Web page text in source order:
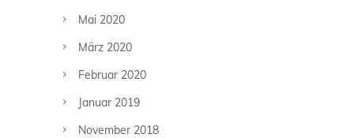
Mai 2020
März 2020
Februar 2020
Januar 2019
November 2018